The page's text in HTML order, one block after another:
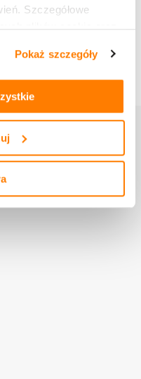
Szczegółowe
plików cookie oraz
znajdziesz w
cookie” orazPolityce
Pokaż szczegóły
i garażach.